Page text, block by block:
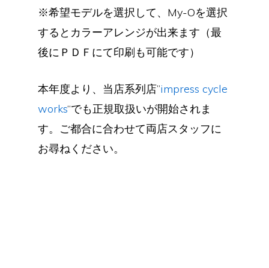
※希望モデルを選択して、My-Oを選択
するとカラーアレンジが出来ます（最
後にＰＤＦにて印刷も可能です）
本年度より、当店系列店”impress cycle
works“でも正規取扱いが開始されま
す。ご都合に合わせて両店スタッフに
お尋ねください。